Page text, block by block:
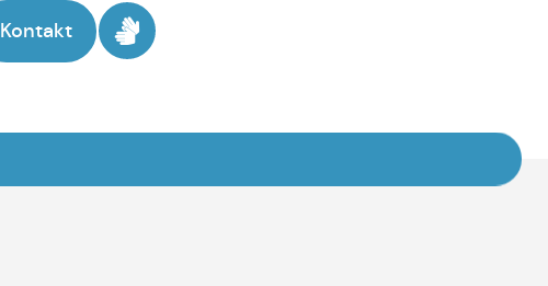
Kontakt